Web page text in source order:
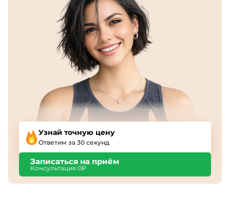
Узнай точную цену
Ответим за 30 секунд
Записаться на приём
Консультация 0₽